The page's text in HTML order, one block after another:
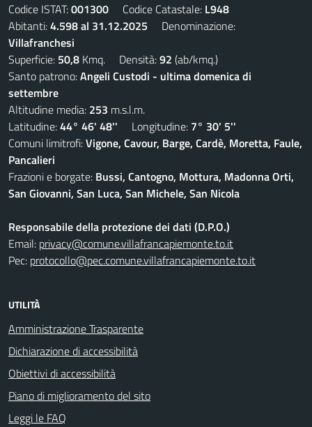
Codice ISTAT:001300 Codice Catastale: L948
Abitanti:4.598 al 31.12.2025 Denominazione:
Villafranchesi
Superficie: 50,8 Kmq. Densità:92 (ab/kmq.)
Santo patrono:Angeli Custodi - ultima domenica di
settembre
Altitudine media: 253 m.s.l.m.
Latitudine:44° 46' 48'' Longitudine: 7° 30' 5''
Comuni limitrofi:Vigone, Cavour, Barge, Cardè, Moretta, Faule,
Pancalieri
Frazioni e borgate: Bussi, Cantogno, Mottura, Madonna Orti,
San Giovanni, San Luca, San Michele, San Nicola
Responsabile della protezione dei dati (D.P.O.)
Email: privacy@comune.villafrancapiemonte.to.it
Pec: protocollo@pec.comune.villafrancapiemonte.to.it
UTILITÀ
Amministrazione Trasparente
Dichiarazione di accessibilità
Obiettivi di accessibilità
Piano di miglioramento del sito
Leggi le FAQ